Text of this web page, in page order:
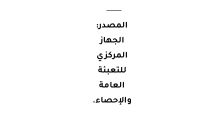
المصدر:
الجهاز
المركزي
للتعبئة
العامة
والإحصاء.